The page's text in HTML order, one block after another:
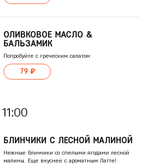
ОЛИВКОВОЕ МАСЛО &
БAЛЬЗАМИК
Попробуйте с греческим салатом
79 ₽
БЛИНЧИКИ С ЛЕСНОЙ МАЛИНОЙ
Нежные блинчики со спелыми ягодами лесной
малины. Еще вкуснее с ароматным Латте!